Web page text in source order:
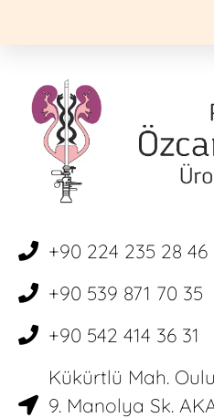
+90 224 235 28 46
+90 539 871 70 35
+90 542 414 36 31
Kükürtlü Mah.
9. Manolya Sk.